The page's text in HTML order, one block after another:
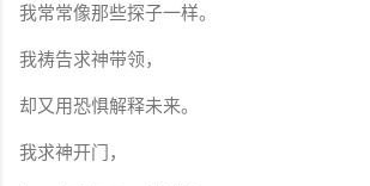
我常常像那些探子一样。
我祷告求神带领，
却又用恐惧解释未来。
我求神开门，